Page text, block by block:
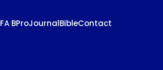
FA BProJournalBibleContact